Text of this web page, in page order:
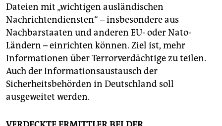
Dateien mit „wichtigen ausländischen
Nachrichtendiensten“ – insbesondere aus
Nachbarstaaten und anderen EU- oder Nato-
Ländern – einrichten können. Ziel ist, mehr
Informationen über Terrorverdächtige zu teilen.
Auch der Informationsaustausch der
Sicherheitsbehörden in Deutschland soll
ausgeweitet werden.